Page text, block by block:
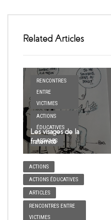
Related Articles
RENCONTRES
ENTRE
VICTIMES
ACTIONS
ÉDUCATIVES
ARTICLES
Les visages de la
fraternité
ACTIONS
ACTIONS ÉDUCATIVES
ARTICLES
RENCONTRES ENTRE
VICTIMES